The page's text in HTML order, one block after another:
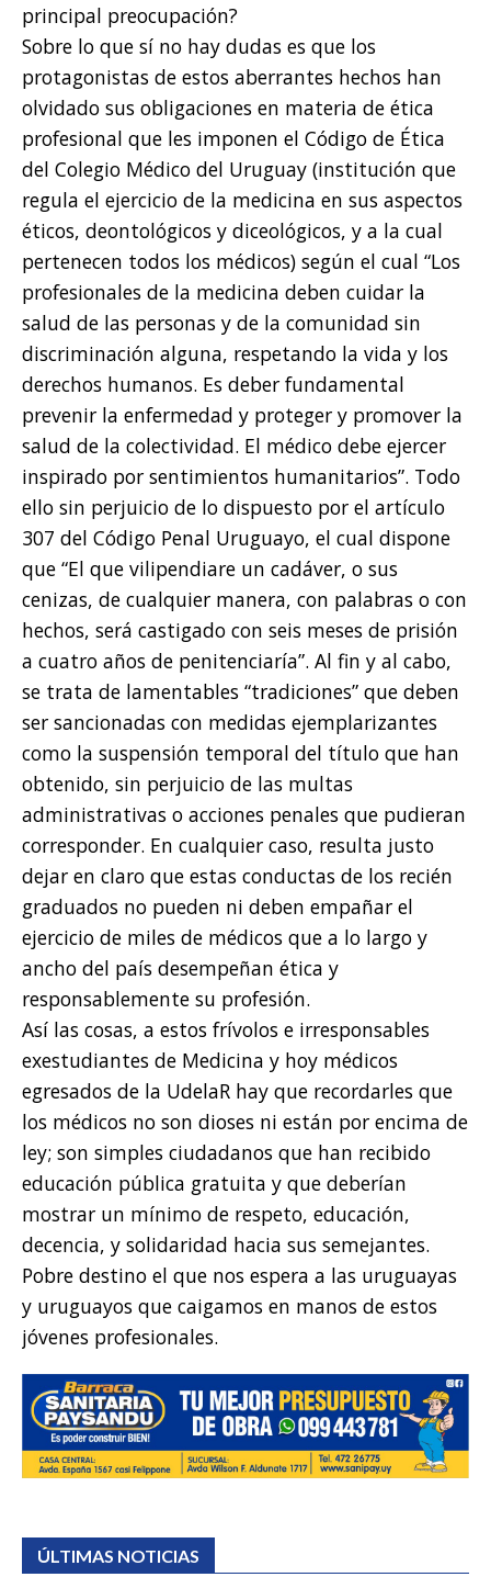
principal preocupación?
Sobre lo que sí no hay dudas es que los
protagonistas de estos aberrantes hechos han
olvidado sus obligaciones en materia de ética
profesional que les imponen el Código de Ética
del Colegio Médico del Uruguay (institución que
regula el ejercicio de la medicina en sus aspectos
éticos, deontológicos y diceológicos, y a la cual
pertenecen todos los médicos) según el cual “Los
profesionales de la medicina deben cuidar la
salud de las personas y de la comunidad sin
discriminación alguna, respetando la vida y los
derechos humanos. Es deber fundamental
prevenir la enfermedad y proteger y promover la
salud de la colectividad. El médico debe ejercer
inspirado por sentimientos humanitarios”. Todo
ello sin perjuicio de lo dispuesto por el artículo
307 del Código Penal Uruguayo, el cual dispone
que “El que vilipendiare un cadáver, o sus
cenizas, de cualquier manera, con palabras o con
hechos, será castigado con seis meses de prisión
a cuatro años de penitenciaría”. Al fin y al cabo,
se trata de lamentables “tradiciones” que deben
ser sancionadas con medidas ejemplarizantes
como la suspensión temporal del título que han
obtenido, sin perjuicio de las multas
administrativas o acciones penales que pudieran
corresponder. En cualquier caso, resulta justo
dejar en claro que estas conductas de los recién
graduados no pueden ni deben empañar el
ejercicio de miles de médicos que a lo largo y
ancho del país desempeñan ética y
responsablemente su profesión.
Así las cosas, a estos frívolos e irresponsables
exestudiantes de Medicina y hoy médicos
egresados de la UdelaR hay que recordarles que
los médicos no son dioses ni están por encima de
ley; son simples ciudadanos que han recibido
educación pública gratuita y que deberían
mostrar un mínimo de respeto, educación,
decencia, y solidaridad hacia sus semejantes.
Pobre destino el que nos espera a las uruguayas
y uruguayos que caigamos en manos de estos
jóvenes profesionales.
ÚLTIMAS NOTICIAS